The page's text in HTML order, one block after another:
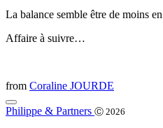
La balance semble être de moins
Affaire à suivre…
from Coraline JOURDE
Philippe & Partners Ⓒ 2026